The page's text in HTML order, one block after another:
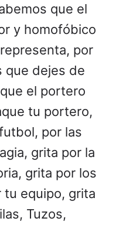
que el
y homofóbico
por
que dejes de
el portero
tu portero,
por las
grita por la
grita por los
equipo, grita
Tuzos,